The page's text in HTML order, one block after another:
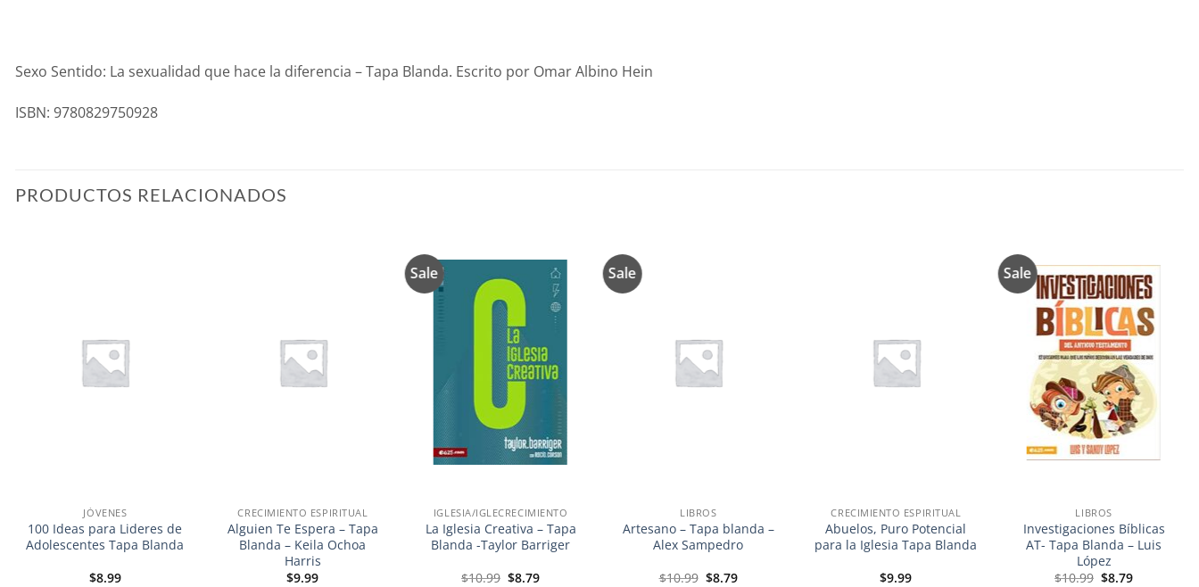
Sexo Sentido: La sexualidad que hace la diferencia – Tapa Blanda. Escrito por Omar Albino Hein
ISBN: 9780829750928
PRODUCTOS RELACIONADOS
JÓVENES
100 Ideas para Lideres de
Adolescentes Tapa Blanda
$8.99
CRECIMIENTO ESPIRITUAL
Alguien Te Espera – Tapa
Blanda – Keila Ochoa
Harris
$9.99
Sale
Añadir
a la
lista de
deseos
IGLESIA/IGLECRECIMIENTO
La Iglesia Creativa – Tapa
Blanda -Taylor Barriger
$10.99 El
$8.79El
Sale
LIBROS
Artesano – Tapa blanda –
Alex Sampedro
$10.99 El
$8.79El
CRECIMIENTO ESPIRITUAL
Abuelos, Puro Potencial
para la Iglesia Tapa Blanda
$9.99
Sale
Añadir
a la
lista de
deseos
LIBROS
Investigaciones Bíblicas
AT- Tapa Blanda – Luis
López
$10.99 El
$8.79El